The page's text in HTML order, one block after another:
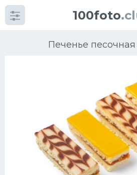
100foto
Печенье песочная
Категориикартинок
Мясные блюда